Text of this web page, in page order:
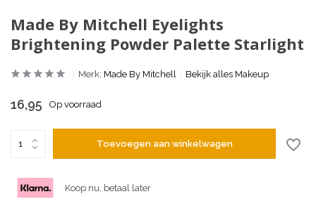
Made By Mitchell Eyelights
Brightening Powder Palette Starlight
Merk: Made By Mitchell Bekijk alles Makeup
16,95 Op voorraad
Toevoegen aan winkelwagen
Koop nu, betaal later